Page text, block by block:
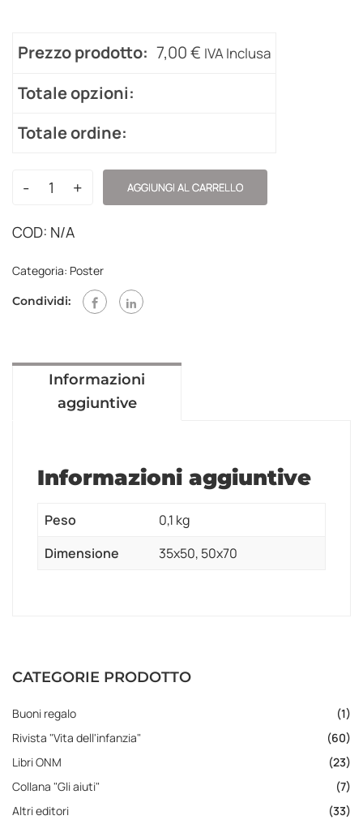
Prezzo prodotto: 7,00€ IVA Inclusa
Totale opzioni:
Totale ordine:
- + AGGIUNGI AL CARRELLO
COD: N/A
Categoria: Poster
Condividi:
Informazioni
aggiuntive
Informazioni aggiuntive
Peso
0,1 kg
Dimensione
35x50, 50x70
CATEGORIE PRODOTTO
Buoni regalo
(1)
Rivista "Vita dell'infanzia"
(60)
Libri ONM
(23)
Collana "Gli aiuti"
(7)
Altri editori
(33)